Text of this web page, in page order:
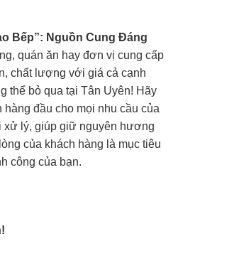
Bếp”: Nguồn Cung Đáng
quán ăn hay đơn vị cung cấp
chất lượng với giá cả cạnh
thể bỏ qua tại Tân Uyên! Hãy
đầu cho mọi nhu cầu của
xử lý, giúp giữ nguyên hương
của khách hàng là mục tiêu
công của bạn.